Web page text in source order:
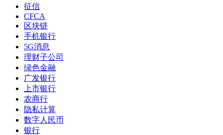
征信
CFCA
区块链
手机银行
5G消息
理财子公司
绿色金融
广发银行
上市银行
农商行
隐私计算
数字人民币
银行